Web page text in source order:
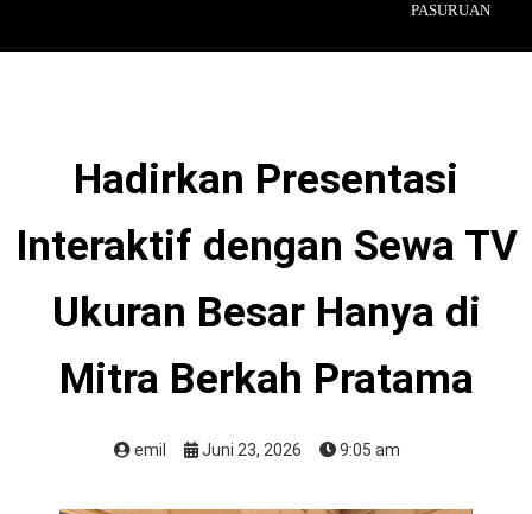
PASURUAN
Hadirkan Presentasi
Interaktif dengan Sewa TV
Ukuran Besar Hanya di
Mitra Berkah Pratama
emil Juni 23, 2026 9:05 am